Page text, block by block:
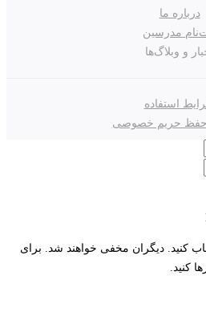
درباره ما
مدرسین
و وبلاگ‌ها
استفاده
حریم خصوصی
کنید. دیگران مخفی خواهند شد. برای
کنید.